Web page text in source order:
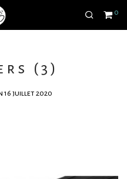
0
(3)
16 juillet 2020